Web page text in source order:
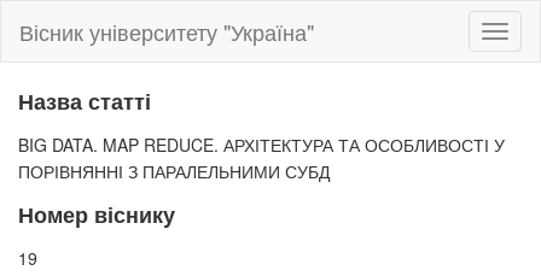
Вісник університету "Україна"
Назва статті
BIG DATA. MAP REDUCE. АРХІТЕКТУРА ТА ОСОБЛИВОСТІ У
ПОРІВНЯННІ З ПАРАЛЕЛЬНИМИ СУБД
Номер віснику
19